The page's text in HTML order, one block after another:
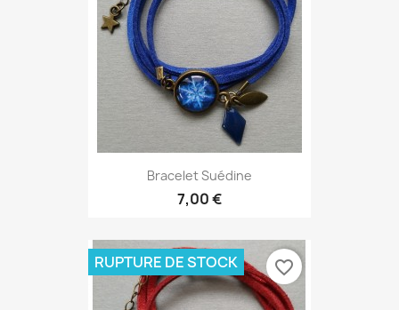
Bracelet Suédine
7,00 €
RUPTURE DE STOCK favorite_border